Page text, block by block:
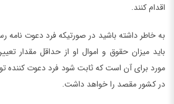
اقدام کنند.
به خاطر داشته باشید در صورتیکه فرد دعوت نامه
باید میزان حقوق و اموال او از حداقل مقدار
مورد برای آن است که ثابت شود فرد دعوت کننده
در کشور مقصد را خواهد داشت.